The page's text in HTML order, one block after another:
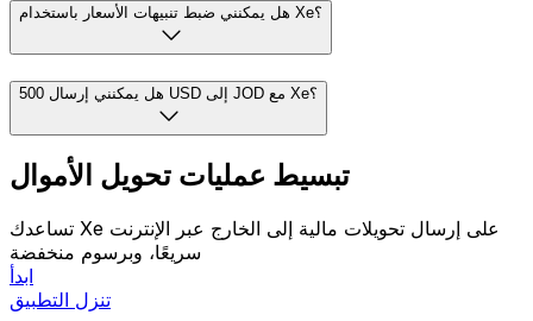
هل يمكنني ضبط تنبيهات الأسعار باستخدام Xe؟
هل يمكنني إرسال 500 USD إلى JOD مع Xe؟
تبسيط عمليات تحويل الأموال
تساعدك Xe على إرسال تحويلات مالية إلى الخارج عبر الإنترنت
سريعًا، وبرسوم منخفضة
ابدأ
تنزل التطبيق